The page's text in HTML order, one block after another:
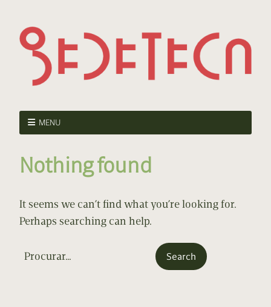
MENU
Nothing found
It seems we can’t find what you’re looking for.
Perhaps searching can help.